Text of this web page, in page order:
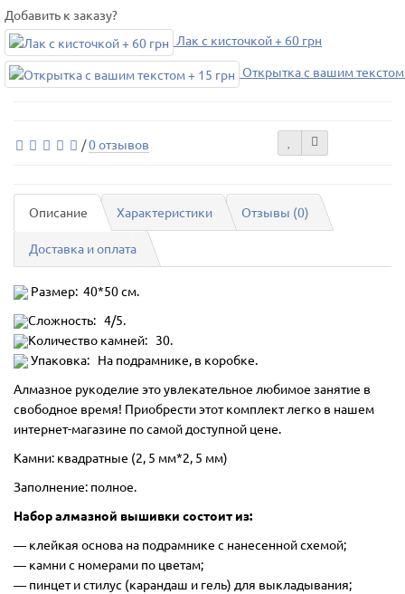
Добавить к заказу?
Лак с кисточкой + 60 грн
Открытка с вашим текстом
/0 отзывов
Описание Характеристики Отзывы (0)
Доставка и оплата
Размер: 40*50 см.
Сложность: 4/5.
Количество камней: 30.
Упаковка: На подрамнике, в коробке.
Алмазное рукоделие это увлекательное любимое занятие в
свободное время! Приобрести этот комплект легко в нашем
интернет-магазине по самой доступной цене.
Камни: квадратные (2, 5 мм*2, 5 мм)
Заполнение: полное.
Набор алмазной вышивки состоит из:
― клейкая основа на подрамнике с нанесенной схемой;
― камни с номерами по цветам;
― пинцет и стилус (карандаш и гель) для выкладывания;